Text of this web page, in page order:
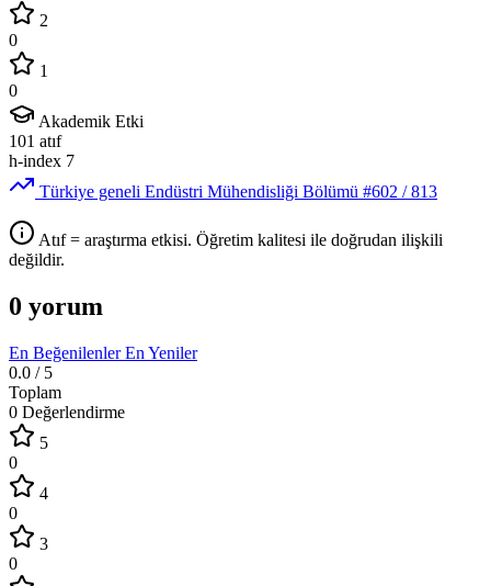
2
0
1
0
Akademik Etki
101 atıf
h-index 7
Türkiye geneli Endüstri Mühendisliği Bölümü #602 / 813
Atıf = araştırma etkisi. Öğretim kalitesi ile doğrudan ilişkili
değildir.
0 yorum
En BeğenilenlerEn Yeniler
0.0 / 5
Toplam
0 Değerlendirme
5
0
4
0
3
0